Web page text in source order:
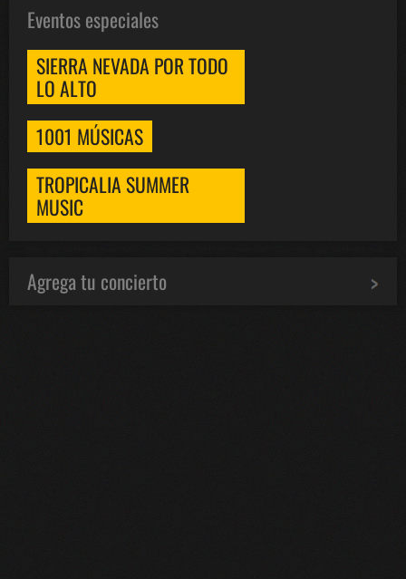
Eventos especiales
SIERRA NEVADA POR TODO
LO ALTO
1001 MÚSICAS
TROPICALIA SUMMER
MUSIC
Agrega tu concierto